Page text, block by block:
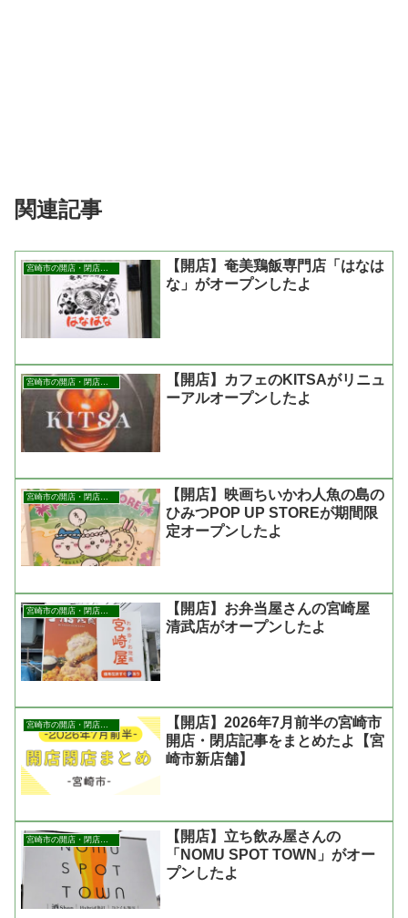
関連記事
宮崎市の開店・閉店まとめ
【開店】奄美鶏飯専門店「はなは
な」がオープンしたよ
宮崎市の開店・閉店まとめ
【開店】カフェのKITSAがリニュ
ーアルオープンしたよ
【開店】映画ちいかわ人魚の島の
ひみつPOP UP STOREが期間限
定オープンしたよ
【開店】お弁当屋さんの宮崎屋
清武店がオープンしたよ
宮崎市の開店・閉店まとめ
【開店】2026年7月前半の宮崎市
開店・閉店記事をまとめたよ【宮
崎市新店舗】
【開店】立ち飲み屋さんの
「NOMU SPOT TOWN」がオー
プンしたよ